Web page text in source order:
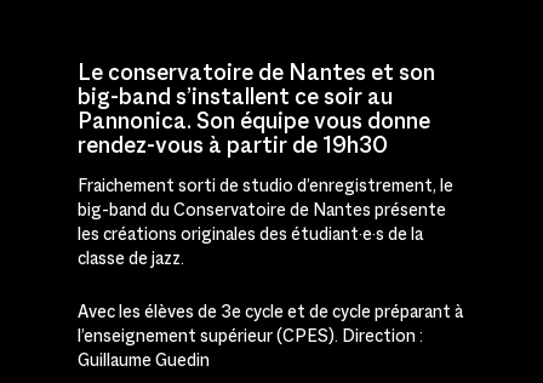
Le conservatoire de Nantes et son
big-band s’installent ce soir au
Pannonica. Son équipe vous donne
rendez-vous à partir de 19h30
Fraichement sorti de studio d’enregistrement, le
big-band du Conservatoire de Nantes présente
les créations originales des étudiant·e·s de la
classe de jazz.
Avec les élèves de 3e cycle et de cycle préparant à
l’enseignement supérieur (CPES). Direction :
Guillaume Guedin